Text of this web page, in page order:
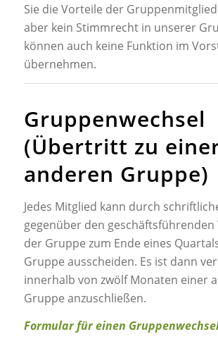
Sie die Vorteile der
aber kein Stimmrecht in unserer
können auch keine Funktion im
übernehmen.
Gruppenwechsel
(Übertritt zu
anderen Gruppe)
Jedes Mitglied kann durch
gegenüber den geschäftsführenden
der Gruppe zum Ende eines
Gruppe ausscheiden. Es ist dann
innerhalb von zwölf Monaten einer
Gruppe anzuschließen.
Formular für einen